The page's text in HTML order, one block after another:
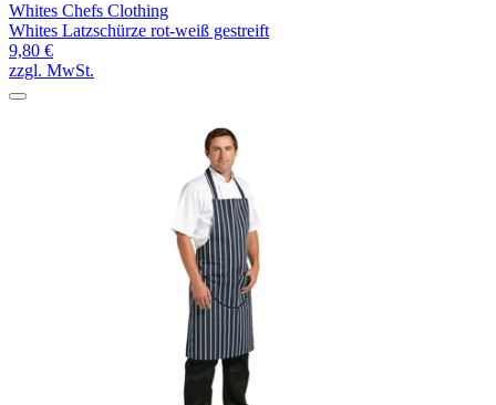
Whites Chefs Clothing
Whites Latzschürze rot-weiß gestreift
9,80 €
zzgl. MwSt.